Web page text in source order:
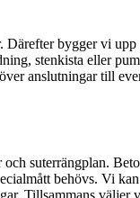
bygger vi
stenkista eller
anslutningar till
suterrängplan.
behövs. Vi
Tillsammans väljer